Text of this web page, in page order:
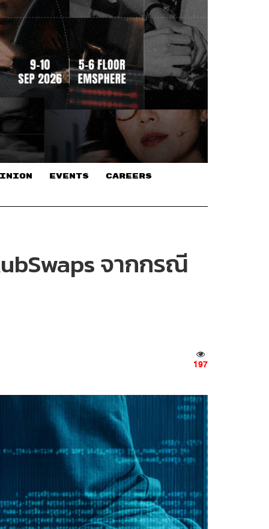
EVENTS CAREERS
จากกรณี
197